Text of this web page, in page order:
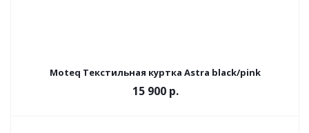
Moteq Текстильная куртка Astra black/pink
15 900 р.